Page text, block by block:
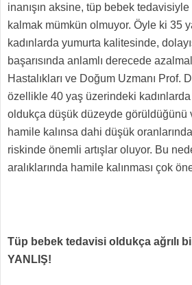
inanışın aksine, tüp bebek
kalmak mümkün olmuyor. Öyle ki 35
kadınlarda yumurta kalitesinde,
başarısında anlamlı derecede
Hastalıkları ve Doğum Uzmanı Prof.
özellikle 40 yaş üzerindeki kadınlarda
oldukça düşük düzeyde görüldüğünü
hamile kalınsa dahi düşük
riskinde önemli artışlar oluyor. Bu
aralıklarında hamile kalınması çok
Tüp bebek tedavisi oldukça ağrılı
YANLIŞ!